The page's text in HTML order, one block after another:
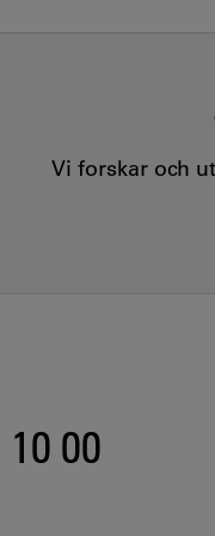
Vi forskar och
00